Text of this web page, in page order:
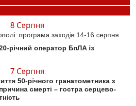
8 Серпня
програма заходів 14-16 серпня
річний оператор БпЛА із
7 Серпня
50-річного гранатометника з
смерті – гостра серцево-